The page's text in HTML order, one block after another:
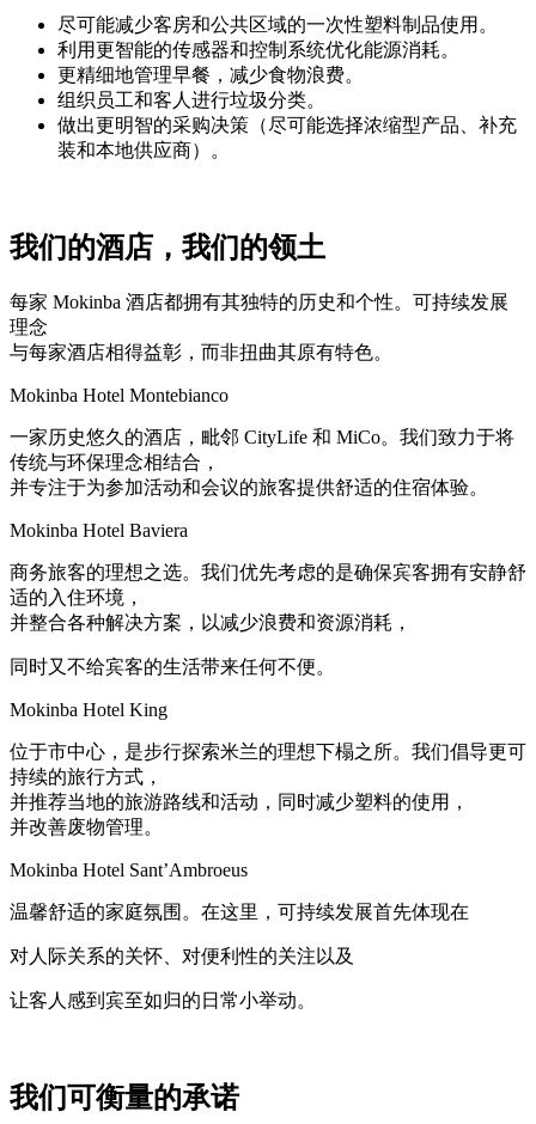
尽可能减少客房和公共区域的一次性塑料制品使用。
利用更智能的传感器和控制系统优化能源消耗。
更精细地管理早餐，减少食物浪费。
组织员工和客人进行垃圾分类。
做出更明智的采购决策（尽可能选择浓缩型产品、补充
装和本地供应商）。
我们的酒店，我们的领土
每家 Mokinba 酒店都拥有其独特的历史和个性。可持续发展
理念
与每家酒店相得益彰，而非扭曲其原有特色。
Mokinba Hotel Montebianco
一家历史悠久的酒店，毗邻 CityLife 和 MiCo。我们致力于将
传统与环保理念相结合，
并专注于为参加活动和会议的旅客提供舒适的住宿体验。
Mokinba Hotel Baviera
商务旅客的理想之选。我们优先考虑的是确保宾客拥有安静舒
适的入住环境，
并整合各种解决方案，以减少浪费和资源消耗，
同时又不给宾客的生活带来任何不便。
Mokinba Hotel King
位于市中心，是步行探索米兰的理想下榻之所。我们倡导更可
持续的旅行方式，
并推荐当地的旅游路线和活动，同时减少塑料的使用，
并改善废物管理。
Mokinba Hotel Sant’Ambroeus
温馨舒适的家庭氛围。在这里，可持续发展首先体现在
对人际关系的关怀、对便利性的关注以及
让客人感到宾至如归的日常小举动。
我们可衡量的承诺